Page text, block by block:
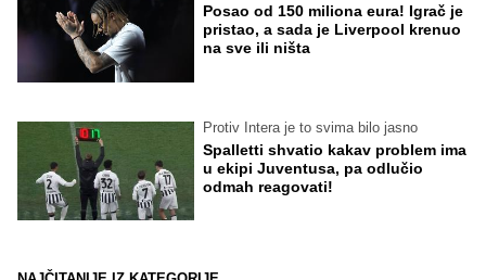
Posao od 150 miliona eura! Igrač je
pristao, a sada je Liverpool krenuo
na sve ili ništa
Protiv Intera je to svima bilo jasno
Spalletti shvatio kakav problem ima
u ekipi Juventusa, pa odlučio
odmah reagovati!